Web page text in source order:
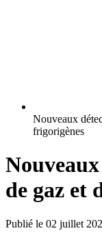
Nouveaux
frigorigènes
de gaz et
Publié le 02 juillet